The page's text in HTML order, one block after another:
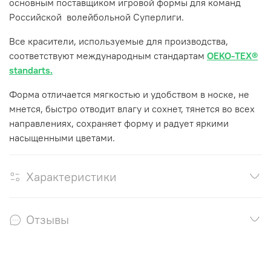
основным поставщиком игровой формы для команд
Российской волейбольной Суперлиги.
Все красители, используемые для производства,
соответствуют международным стандартам OEKO-TEX®
standarts.
Форма отличается мягкостью и удобством в носке, не
мнется, быстро отводит влагу и сохнет, тянется во всех
направлениях, сохраняет форму и радует яркими
насыщенными цветами.
Характеристики
Отзывы